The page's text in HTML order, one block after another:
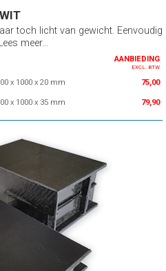
toch licht van gewicht. Eenvoudig
meer...
AANBIEDING
EXCL. BTW
x 1000 x 20 mm 75,00
x 1000 x 35 mm 79,90